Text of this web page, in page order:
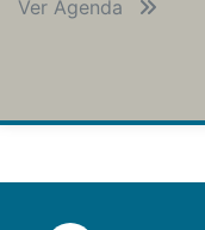
Ver Agenda